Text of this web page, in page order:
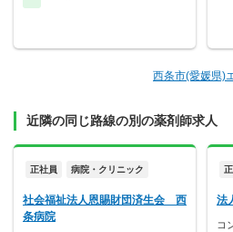
西条市(愛媛県)
近隣の同じ路線の別の薬剤師求人
正社員 病院・クリニック
社会福祉法人恩賜財団済生会 西
条病院
法
コ